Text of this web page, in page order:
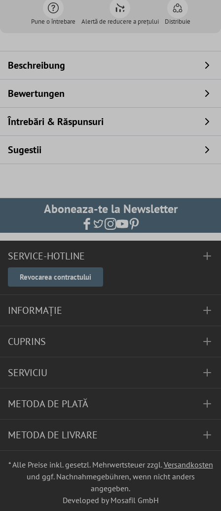
Pune o întrebare Alertă de reducere a prețului Distribuie
Beschreibung
Bewertungen
Întrebări & Răspunsuri
Sugestii
Aboneaza-te la Newsletter
SERVICE-HOTLINE
Revocarea contractului
INFORMAȚIE
CUPRINS
SERVICIU
METODA DE PLATĂ
METODA DE LIVRARE
* Alle Preise inkl. gesetzl. Mehrwertsteuer zzgl.Versandkosten
und ggf. Nachnahmegebühren, wenn nicht anders
angegeben.
Developed by Mosafil GmbH